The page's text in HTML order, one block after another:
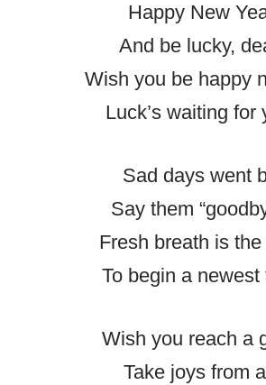
Happy New
And be lucky,
Wish you be happy
Luck’s waiting for
Sad days went
Say them
Fresh breath is
To begin a newest
Wish you reach a
Take joys from